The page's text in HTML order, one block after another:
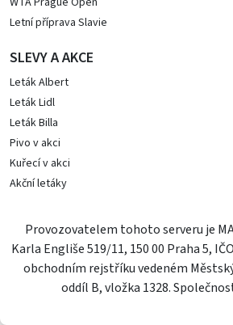
Letní příprava Slavie
SLEVY A AKCE
Leták Albert
Leták Lidl
Leták Billa
Pivo v akci
Kuřecí v akci
Akční letáky
Provozovatelem tohoto serveru je
Karla Engliše 519/11, 150 00 Praha 5,
obchodním rejstříku vedeném
oddíl B, vložka 1328.